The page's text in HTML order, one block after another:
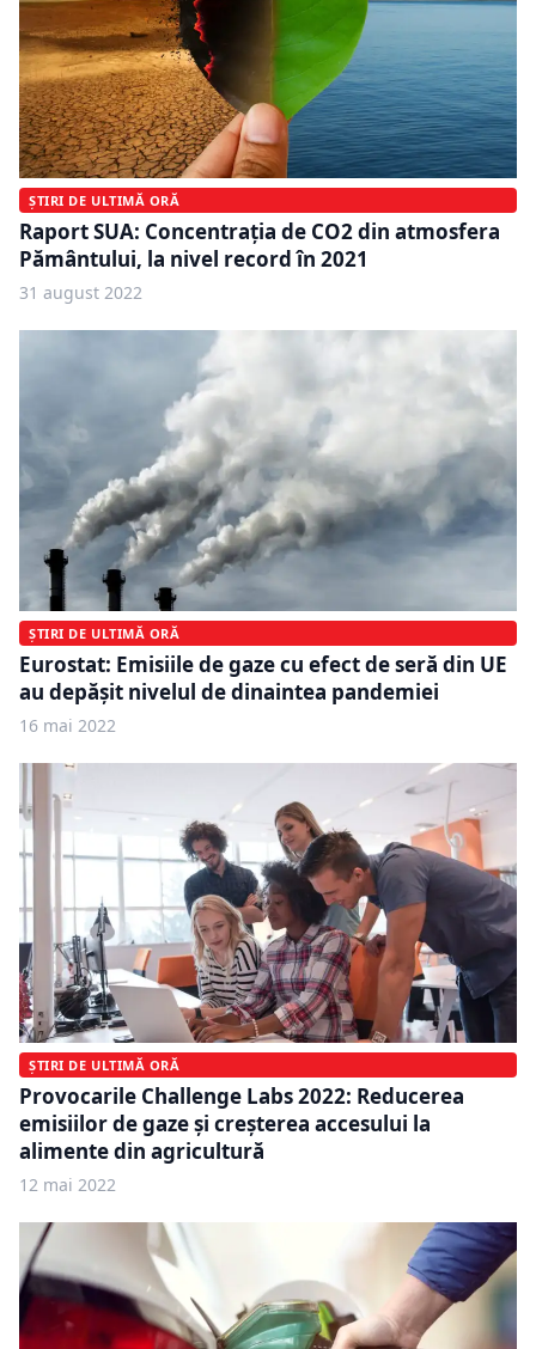
ȘTIRI DE ULTIMĂ ORĂ
Raport SUA: Concentrația de CO2 din atmosfera
Pământului, la nivel record în 2021
31 august 2022
ȘTIRI DE ULTIMĂ ORĂ
Eurostat: Emisiile de gaze cu efect de seră din UE
au depăşit nivelul de dinaintea pandemiei
16 mai 2022
ȘTIRI DE ULTIMĂ ORĂ
Provocarile Challenge Labs 2022: Reducerea
emisiilor de gaze și creșterea accesului la
alimente din agricultură
12 mai 2022